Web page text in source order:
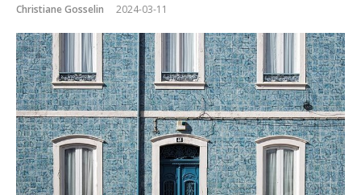
Christiane Gosselin 2024-03-11